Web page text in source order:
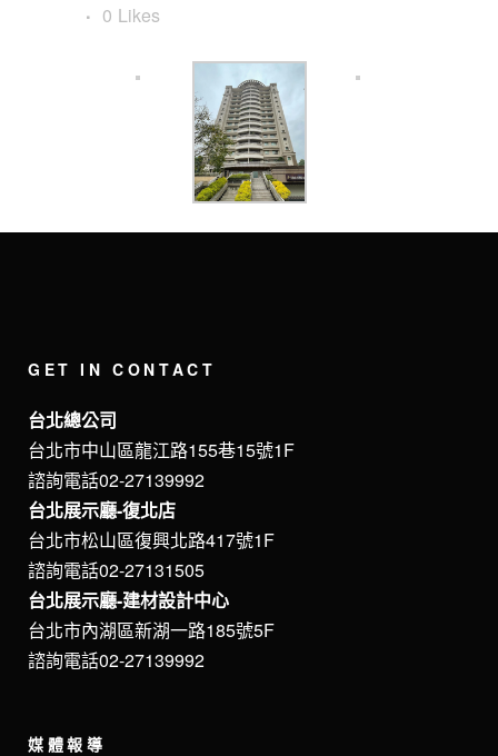
0 Likes
GET IN CONTACT
台北總公司
台北市中山區龍江路155巷15號1F
諮詢電話02-27139992
台北展示廳-復北店
台北市松山區復興北路417號1F
諮詢電話02-27131505
台北展示廳-建材設計中心
台北市內湖區新湖一路185號5F
諮詢電話02-27139992
媒體報導